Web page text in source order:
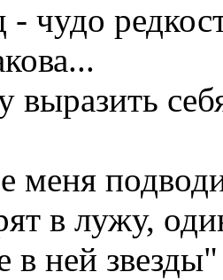
чудо
выразить
меня
в лужу,
в ней звезды"